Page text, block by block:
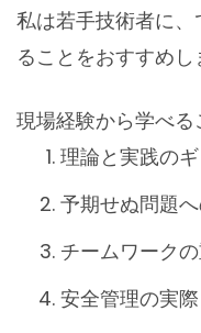
私は若手技術者に
ることをおすすめし
現場経験から学べる
理論と実践の
予期せぬ問題
チームワーク
安全管理の実際